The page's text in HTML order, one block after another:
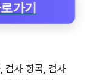
가기
검사 항목, 검사